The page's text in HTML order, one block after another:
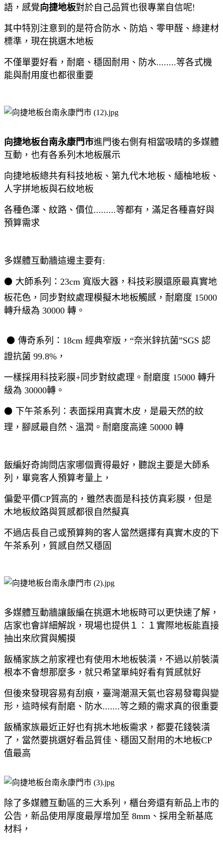
語，感覺向捷地板對於自己品質也很專業自信呢!
其中特別注意到的是符合防水、防焰、零甲醛、綠建材
標準，現在挑選木地板
不僅單要好看，耐磨、穩固耐用、防水........等各式機
能與耐用度也都很重要
向捷地板台南永康門市進門後右側有相當吸睛的多媒體
互動，也有各系列木地板展示
向捷地板總共有科技地板、第九代木地板、緬柚地板、
人字拼地板與石紋地板
各種色澤、紋路、價位.........等都有，滿足各種喜好與
預算需求
多媒體互動牆這邊主要有:
⚫ 大師系列：23cm 寬版大器，科技彩膜還原最真實地
板花色，同步對紋處理模擬木地板觸感，耐磨度 15000
轉升級為 30000 轉。
⚫ 傳奇系列：18cm 經典窄版，“奈米鋅抗菌”SGS 認
證抗菌 99.8%，
一樣採用科技彩膜+同步對紋處理。耐磨度 15000 轉升
級為 30000轉。
⚫ 下午茶系列：表面採用真實木皮，是最天然的紋
理，腳感最自然、溫潤。耐磨度高達 50000 轉
飯編好奇詢問店家哪個賣得最好，聽說主要是大師系
列，畢竟客人預算考量上，
偏愛平價CP質高的，雖然表面是科技仿真彩膜，但是
木地板紋路與質感都很自然擬真
不過店長自己或預算夠的客人當然選擇有真實木皮的下
午茶系列，質感自然又穩固
多媒體互動牆讓飯編在挑選木地板時可以更快速了解，
店家也會詳細解說，現場也提供１：１實際地板能直接
抽出來欣賞與觸摸
飯桶家族之前家裡也有使用木地板裝潢，不過以前裝潢
根本不會想那麼多，就只希望單純好看有質感就好
但後來發現容易有刮痕，臺灣潮濕天氣也容易發霉與變
形，這時候有耐磨、防水.......等之類的需求真的很重要
飯桶家族最近正好也有挑木地板需求，都要花錢裝潢
了，當然要挑選好看品質佳、穩固又耐用的木地板CP
值最高
除了多媒體互動區的三大系列，櫃台旁還有新品上市的
公告，新品使用厚度最厚增加至 8mm、採用全新基底
材料，